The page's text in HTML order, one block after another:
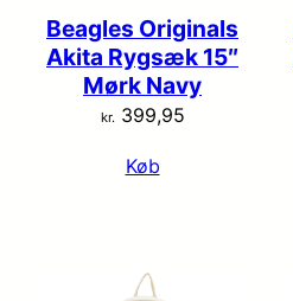
Beagles Originals
Akita Rygsæk 15″
Mørk Navy
kr. 399,95
Køb